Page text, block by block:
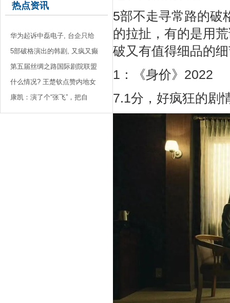
热点资讯
华为起诉中磊电子, 台企只给
5部破格演出的韩剧, 又疯又癫
第五届丝绸之路国际剧院联盟
什么情况? 王楚钦点赞内地女
康凯：演了个“张飞”，把自
5部不走寻常路的破
的拉扯，有的是用
破又有值得细品的
1：《身价》2022
7.1分，好疯狂的剧